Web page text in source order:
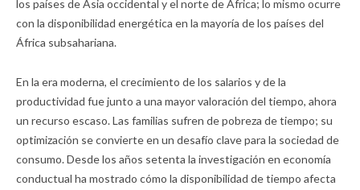
los países de Asia occidental y el norte de África; lo mismo ocurre
con la disponibilidad energética en la mayoría de los países del
África subsahariana.
En la era moderna, el crecimiento de los salarios y de la
productividad fue junto a una mayor valoración del tiempo, ahora
un recurso escaso. Las familias sufren de pobreza de tiempo; su
optimización se convierte en un desafío clave para la sociedad de
consumo. Desde los años setenta la investigación en economía
conductual ha mostrado cómo la disponibilidad de tiempo afecta